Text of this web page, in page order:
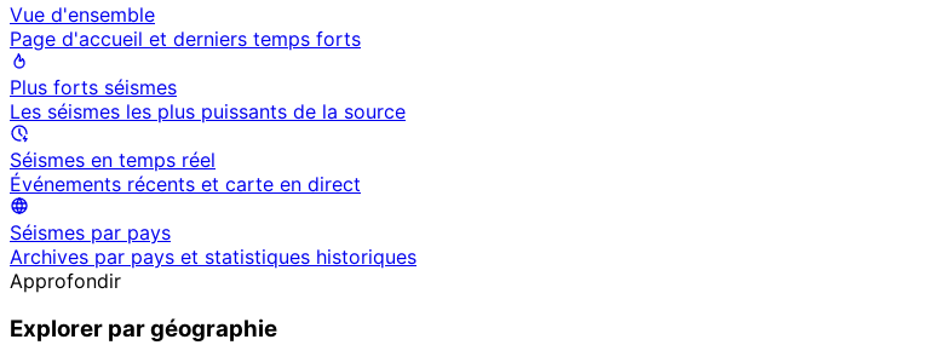
Vue d'ensemble
Page d'accueil et derniers temps forts
Plus forts séismes
Les séismes les plus puissants de la source
Séismes en temps réel
Événements récents et carte en direct
Séismes par pays
Archives par pays et statistiques historiques
Approfondir
Explorer par géographie